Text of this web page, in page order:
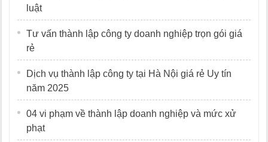
luật
Tư vấn thành lập công ty doanh nghiệp trọn gói giá
rẻ
Dịch vụ thành lập công ty tại Hà Nội giá rẻ Uy tín
năm 2025
04 vi phạm về thành lập doanh nghiệp và mức xử
phạt